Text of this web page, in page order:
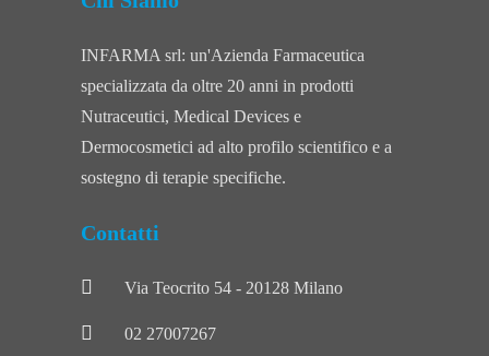
INFARMA srl: un'Azienda Farmaceutica
specializzata da oltre 20 anni in prodotti
Nutraceutici, Medical Devices e
Dermocosmetici ad alto profilo scientifico e a
sostegno di terapie specifiche.
Contatti
Via Teocrito 54 - 20128 Milano
02 27007267